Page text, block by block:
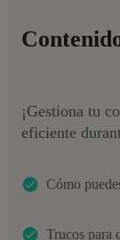
¡Gestiona tu
eficiente
Cómo
Trucos para